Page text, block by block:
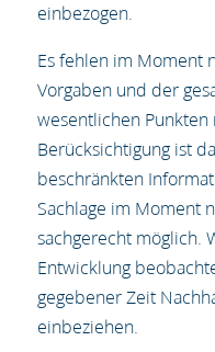
einbezogen.
Es fehlen im Moment
Vorgaben und der
wesentlichen Punkten
Berücksichtigung ist
beschränkten
Sachlage im Moment
sachgerecht möglich.
Entwicklung
gegebener Zeit
einbeziehen.